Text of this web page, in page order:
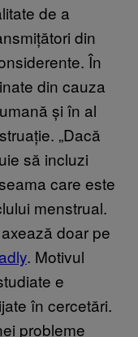
de a
din
În
din cauza
și în al
„Dacă
să incluzi
care este
menstrual.
doar pe
. Motivul
e
în cercetări.
probleme